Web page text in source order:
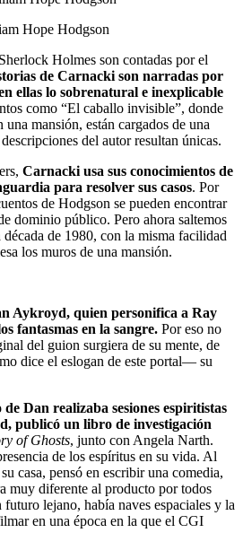
Hope Hodgson
Holmes son contadas por el
de Carnacki son narradas por
ellas lo sobrenatural e inexplicable
como “El caballo invisible”, donde
mansión, están cargados de una
del autor resultan únicas.
Carnacki usa sus conocimientos de
para resolver sus casos. Por
de Hodgson se pueden encontrar
dominio público. Pero ahora saltemos
de 1980, con la misma facilidad
los muros de una mansión.
Aykroyd, quien personifica a Ray
fantasmas en la sangre. Por eso no
del guion surgiera de su mente, de
dice el eslogan de este portal— su
de Dan realizaba sesiones espiritistas
publicó un libro de investigación
of Ghosts, junto con Angela Narth.
de los espíritus en su vida. Al
casa, pensó en escribir una comedia,
muy diferente al producto por todos
lejano, había naves espaciales y la
en una época en la que el CGI